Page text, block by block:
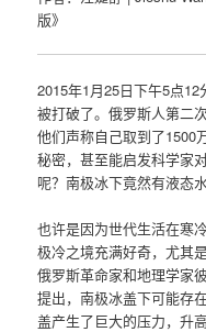
版》
2015年1月25日下午5点
被打破了。俄罗斯人第二
他们声称自己取到了1500
秘密，甚至能启发科学家
呢？南极冰下竟然有液态
也许是因为世代生活在寒
极冷之境充满好奇，尤其
俄罗斯革命家和地理学家
提出，南极冰盖下可能存
盖产生了巨大的压力，升